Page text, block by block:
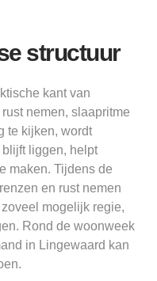
structuur
kant van
nemen, slaapritme
te kijken, wordt
liggen, helpt
maken. Tijdens de
en rust nemen
mogelijk regie,
Rond de woonweek
in Lingewaard kan